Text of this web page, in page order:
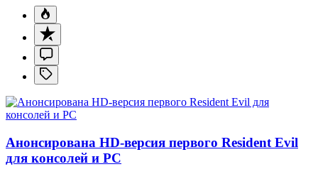
Анонсирована HD-версия первого Resident Evil
для консолей и PC